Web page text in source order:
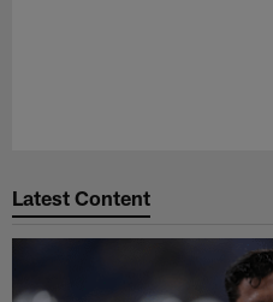
Latest Content